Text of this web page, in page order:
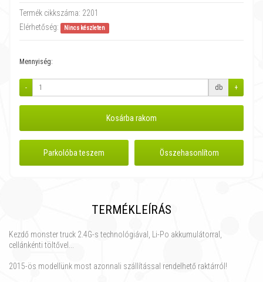
Termék cikkszáma: 2201
Elérhetőség:
Nincs készleten
Mennyiség:
- db +
Kosárba rakom
Parkolóba teszem Összehasonlítom
TERMÉKLEÍRÁS
Kezdő monster truck 2.4G-s technológiával, Li-Po akkumulátorral,
cellánkénti töltővel...
2015-ös modellünk most azonnali szállítással rendelhető raktárról!